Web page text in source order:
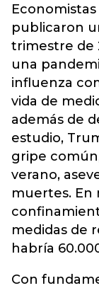
publicaron
trimestre de
una
influenza
vida de
además de
estudio,
gripe
verano,
muertes. En
medidas de
habría
Con